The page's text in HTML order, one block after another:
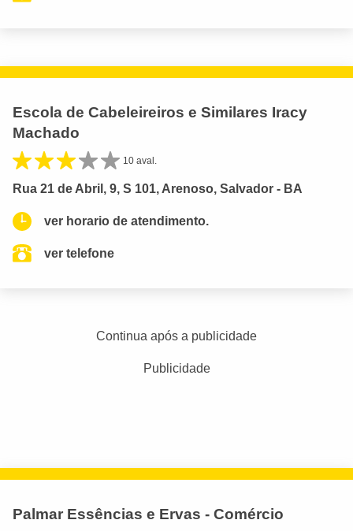
Escola de Cabeleireiros e Similares Iracy
Machado
10 aval.
Rua 21 de Abril, 9, S 101, Arenoso, Salvador - BA
ver horario de atendimento.
ver telefone
Continua após a publicidade
Publicidade
Palmar Essências e Ervas - Comércio